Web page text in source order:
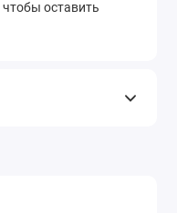
чтобы оставить